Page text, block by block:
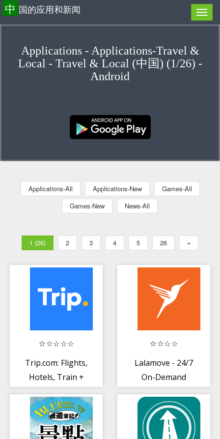
中 国的应用和新闻
Applications - Applications-Travel &
Local - Travel & Local (中国) (1/26) -
Android
Applications-All Applications-New
Games-All
Games-New
News-All
1 (26) 2 3 4 5 26 »
Trip.com: Flights,
Hotels, Train +
Lalamove - 24/7
On-Demand